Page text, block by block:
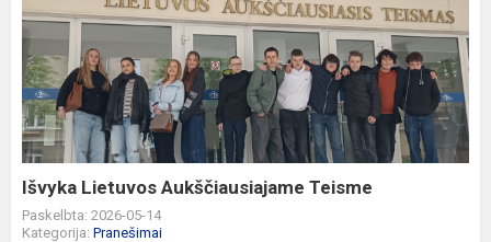
Lietuvos
Aukščiausiajame
Teisme
Išvyka Lietuvos Aukščiausiajame Teisme
Paskelbta: 2026-05-14
Kategorija: Pranešimai